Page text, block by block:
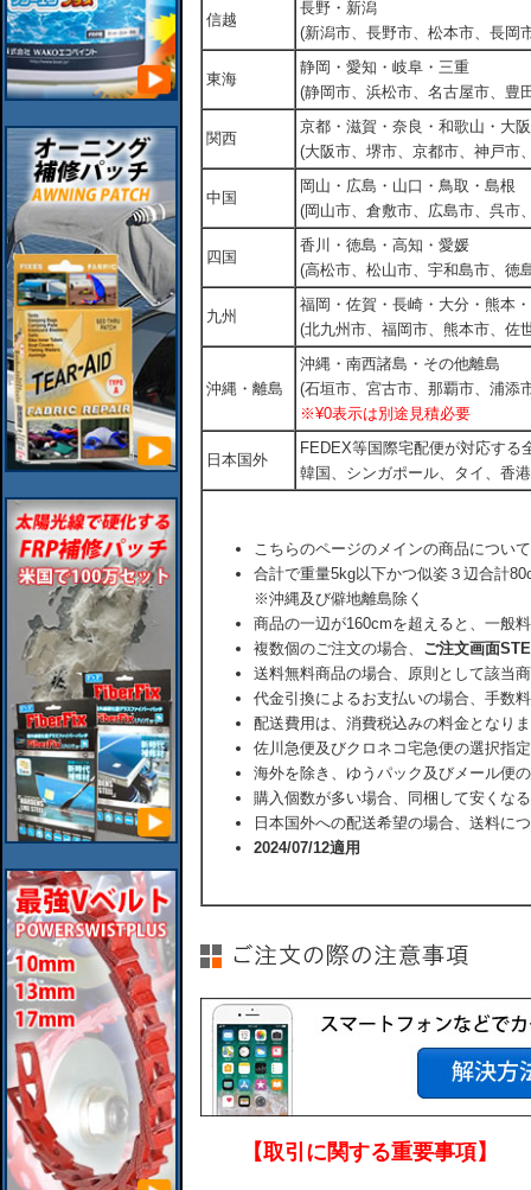
信越
長野・新潟
(新潟市、長野市、松本市、長岡
東海
静岡・愛知・岐阜・三重
(静岡市、浜松市、名古屋市、豊
関西
京都・滋賀・奈良・和歌山・大
(大阪市、堺市、京都市、神戸市
中国
岡山・広島・山口・鳥取・島根
(岡山市、倉敷市、広島市、呉市
四国
香川・徳島・高知・愛媛
(高松市、松山市、宇和島市、徳
九州
福岡・佐賀・長崎・大分・熊本
(北九州市、福岡市、熊本市、佐
沖縄・離島
沖縄・南西諸島・その他離島
(石垣市、宮古市、那覇市、浦添
※¥0表示は別途見積必要
日本国外
FEDEX等国際宅配便が対応す
韓国、シンガポール、タイ、香
こちらのページのメインの商品につい
合計で重量5kg以下かつ似姿３辺合計
※沖縄及び僻地離島除く
商品の一辺が160cmを超えると、一般
複数個のご注文の場合、 ご注文画面
送料無料商品の場合、原則として該当
代金引換によるお支払いの場合、手数
配送費用は、消費税込みの料金となり
佐川急便及びクロネコ宅急便の選択指
海外を除き、ゆうパック及びメール便
購入個数が多い場合、同梱して安くな
日本国外への配送希望の場合、送料に
2024/07/12適用
【取引に関する重要事項】